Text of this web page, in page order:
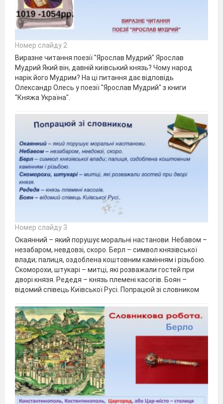
Номер слайду 2
Виразне читання поезії "Ярослав Мудрий" Ярослав
Мудрий Який він, давній київський князь? Чому народ
нарік його Мудрим? На ці питання дає відповідь
Олександр Олесь у поезії "Ярослав Мудрий" з книги
"Княжа Україна".
Номер слайду 3
Окаянний – який порушує моральні настанови. Небавом –
незабаром, невдовзі, скоро. Берл – символ князівської
влади; палиця, оздоблена коштовним камінням і різьбою.
Скоморохи, штукарі – митці, які розважали гостей при
дворі князя. Редедя – князь племені касогів. Боян –
відомий співець Київської Русі. Попрацюй зі словником